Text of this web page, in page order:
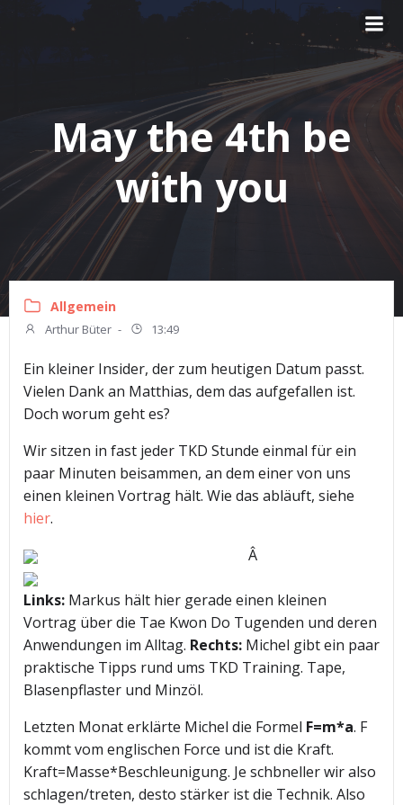
Zum
May the 4th be
with you
Allgemein
Arthur Büter - 13:49
Ein kleiner Insider, der zum heutigen Datum passt.
Vielen Dank an Matthias, dem das aufgefallen ist.
Doch worum geht es?
Wir sitzen in fast jeder TKD Stunde einmal für ein
paar Minuten beisammen, an dem einer von uns
einen kleinen Vortrag hält. Wie das abläuft, siehe
hier.
Â
Links: Markus hält hier gerade einen kleinen
Vortrag über die Tae Kwon Do Tugenden und deren
Anwendungen im Alltag. Rechts: Michel gibt ein paar
praktische Tipps rund ums TKD Training. Tape,
Blasenpflaster und Minzöl.
Letzten Monat erklärte Michel die Formel F=m*a. F
kommt vom englischen Force und ist die Kraft.
Kraft=Masse*Beschleunigung. Je schbneller wir also
schlagen/treten, desto stärker ist die Technik. Also